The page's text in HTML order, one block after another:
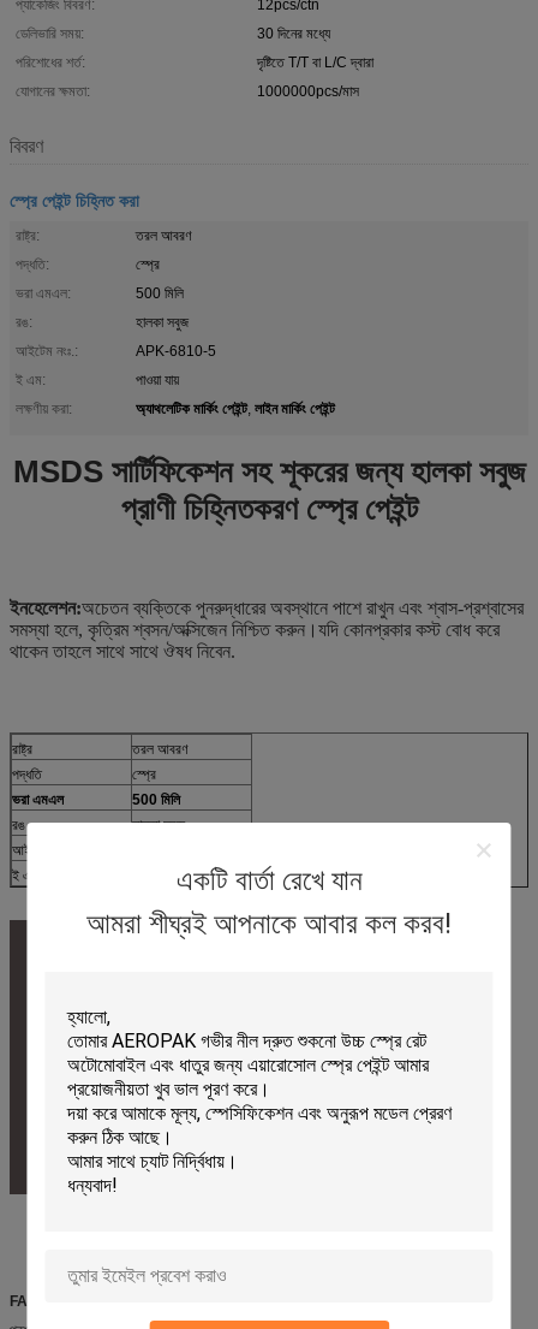
একটি বার্তা রেখে যান
আমরা শীঘ্রই আপনাকে আবার কল করব!
প্যাকেজিং বিবরণ:
12pcs/ctn
ডেলিভারি সময়:
30 দিনের মধ্যে
পরিশোধের শর্ত:
দৃষ্টিতে T/T বা L/C দ্বারা
যোগানের ক্ষমতা:
1000000pcs/মাস
বিবরণ
স্প্রে পেইন্ট চিহ্নিত করা
রাষ্ট্র:
তরল আবরণ
পদ্ধতি:
স্প্রে
ভরা এমএল:
500 মিলি
রঙ:
হালকা সবুজ
আইটেম নংঃ.:
APK-6810-5
ই এম:
পাওয়া যায়
লক্ষণীয় করা:
অ্যাথলেটিক মার্কিং পেইন্ট, লাইন মার্কিং পেইন্ট
MSDS সার্টিফিকেশন সহ শূকরের জন্য হালকা সবুজ
প্রাণী চিহ্নিতকরণ স্প্রে পেইন্ট
ইনহেলেশন:অচেতন ব্যক্তিকে পুনরুদ্ধারের অবস্থানে পাশে রাখুন এবং শ্বাস-প্রশ্বাসের
সমস্যা হলে, কৃত্রিম শ্বসন/অক্সিজেন নিশ্চিত করুন।যদি কোনপ্রকার কস্ট বোধ করে
থাকেন তাহলে সাথে সাথে ঔষধ নিবেন.
রাষ্ট্র
তরল আবরণ
পদ্ধতি
স্প্রে
ভরা এমএল
500 মিলি
রঙ
হালকা সবুজ
আইটেম নংঃ.
ই এম
FAQ